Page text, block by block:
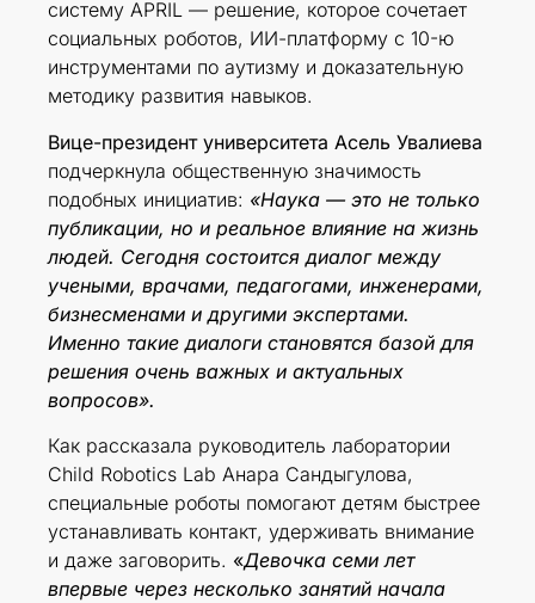
систему APRIL — решение, которое сочетает
социальных роботов, ИИ-платформу с 10-ю
инструментами по аутизму и доказательную
методику развития навыков.
Вице-президент университета Асель Увалиева
подчеркнула общественную значимость
подобных инициатив: «Наука — это не только
публикации, но и реальное влияние на жизнь
людей. Сегодня состоится диалог между
учеными, врачами, педагогами, инженерами,
бизнесменами и другими экспертами.
Именно такие диалоги становятся базой для
решения очень важных и актуальных
вопросов».
Как рассказала руководитель лаборатории
Child Robotics Lab Анара Сандыгулова,
специальные роботы помогают детям быстрее
устанавливать контакт, удерживать внимание
и даже заговорить. «Девочка семи лет
впервые через несколько занятий начала